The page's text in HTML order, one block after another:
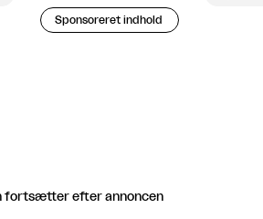
Sponsoreret indhold
fortsætter efter annoncen